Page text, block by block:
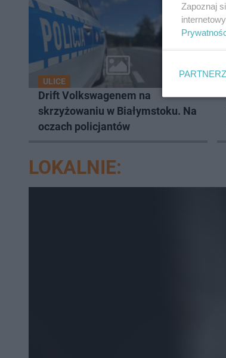
ULICE
Drift Volkswagenem na
skrzyżowaniu w Białymstoku. Na
oczach policjantów
LOKALNIE:
Zapoznaj